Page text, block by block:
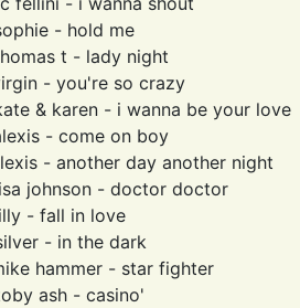
- hold me
t - lady night
- you're so crazy
& karen - i wanna be your love
- come on boy
- another day another night
johnson - doctor doctor
- fall in love
- in the dark
hammer - star fighter
ash - casino'